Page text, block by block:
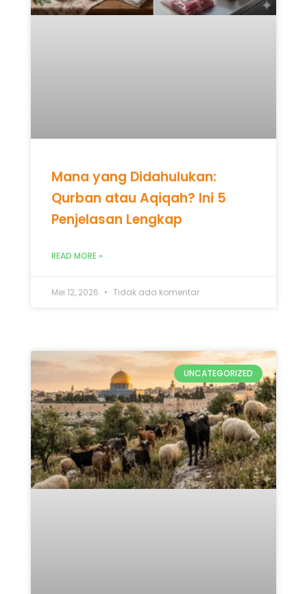
Mana yang Didahulukan:
Qurban atau Aqiqah? Ini 5
Penjelasan Lengkap
READ MORE »
Mei 12, 2026 Tidak ada komentar
UNCATEGORIZED